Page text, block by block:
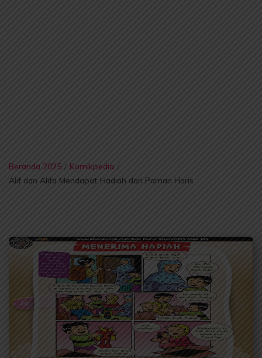
Beranda 2025 / Komikpedia /
Alif dan Alifa Mendapat Hadiah dari Paman Haris